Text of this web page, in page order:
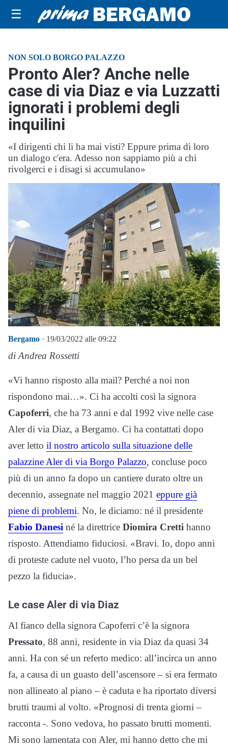
☰
NON SOLO BORGO PALAZZO
Pronto Aler? Anche nelle
case di via Diaz e via Luzzatti
ignorati i problemi degli
inquilini
«I dirigenti chi li ha mai visti? Eppure prima di loro
un dialogo c'era. Adesso non sappiamo più a chi
rivolgerci e i disagi si accumulano»
Bergamo · 19/03/2022 alle 09:22
di Andrea Rossetti
«Vi hanno risposto alla mail? Perché a noi non
rispondono mai…». Ci ha accolti così la signora
Capoferri, che ha 73 anni e dal 1992 vive nelle case
Aler di via Diaz, a Bergamo. Ci ha contattati dopo
aver letto il nostro articolo sulla situazione delle
palazzine Aler di via Borgo Palazzo, concluse poco
più di un anno fa dopo un cantiere durato oltre un
decennio, assegnate nel maggio 2021 eppure già
piene di problemi. No, le diciamo: né il presidente
Fabio Danesi né la direttrice Diomira Cretti hanno
risposto. Attendiamo fiduciosi. «Bravi. Io, dopo anni
di proteste cadute nel vuoto, l’ho persa da un bel
pezzo la fiducia».
Le case Aler di via Diaz
Al fianco della signora Capoferri c’è la signora
Pressato, 88 anni, residente in via Diaz da quasi 34
anni. Ha con sé un referto medico: all’incirca un anno
fa, a causa di un guasto dell’ascensore – si era fermato
non allineato al piano – è caduta e ha riportato diversi
brutti traumi al volto. «Prognosi di trenta giorni –
racconta -. Sono vedova, ho passato brutti momenti.
Mi sono lamentata con Aler, mi hanno detto che mi